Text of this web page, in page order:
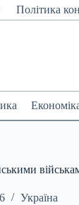
Політика
Україна